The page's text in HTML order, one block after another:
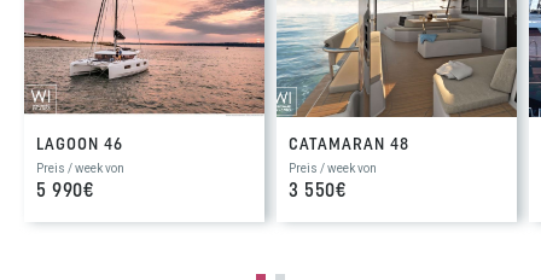
LAGOON 46
Preis / week von
5 990€
CATAMARAN 48
Preis / week von
3 550€